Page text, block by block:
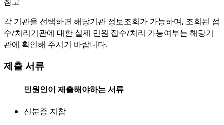
각 기관을 선택하면 해당기관 정보조회가 가능하며, 조회된 접
수/처리기관에 대한 실제 민원 접수/처리 가능여부는 해당기
관에 확인해 주시기 바랍니다.
제출 서류
민원인이 제출해야하는 서류
신분증 지참